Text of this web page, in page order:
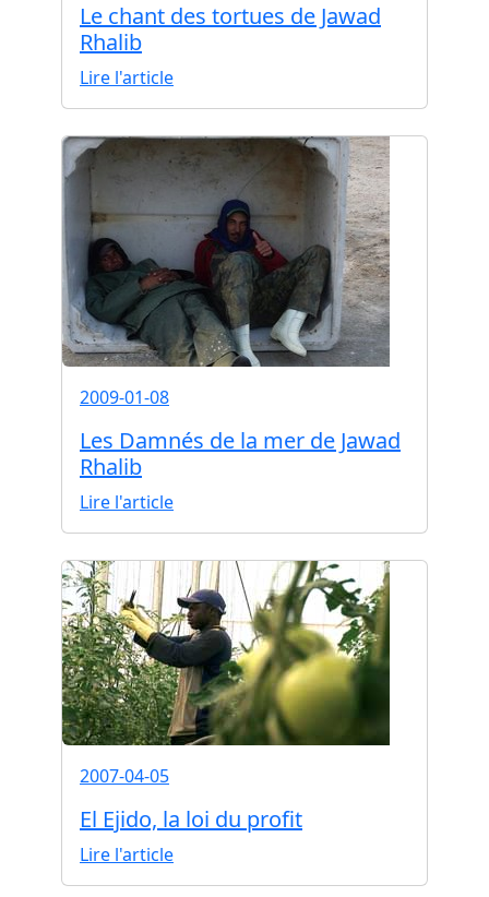
Le chant des tortues de Jawad
Rhalib
Lire l'article
2009-01-08
Les Damnés de la mer de Jawad
Rhalib
Lire l'article
2007-04-05
El Ejido, la loi du profit
Lire l'article